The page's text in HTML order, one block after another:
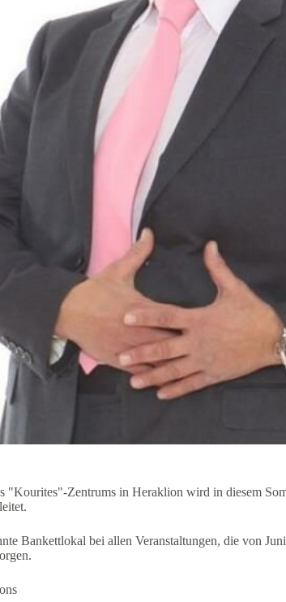
"Kourites"-Zentrums in Heraklion wird in diesem
Bankettlokal bei allen Veranstaltungen, die von